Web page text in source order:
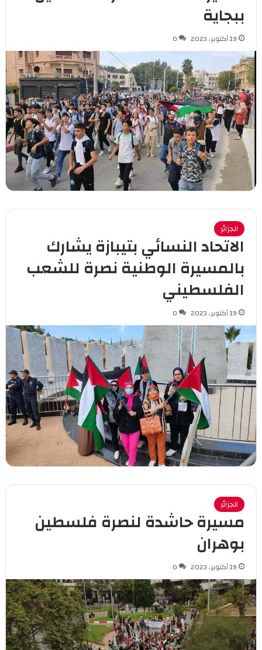
ببجاية
19 أكتوبر، 2023 0
الجزائر
الاتحاد النسائي بتيبازة يشارك
بالمسيرة الوطنية نصرة للشعب
الفلسطيني
19 أكتوبر، 2023 0
الجزائر
مسيرة حاشدة لنصرة فلسطين
بوهران
19 أكتوبر، 2023 0